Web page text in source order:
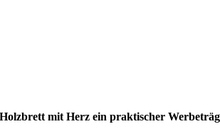
Holzbrett mit Herz ein praktischer